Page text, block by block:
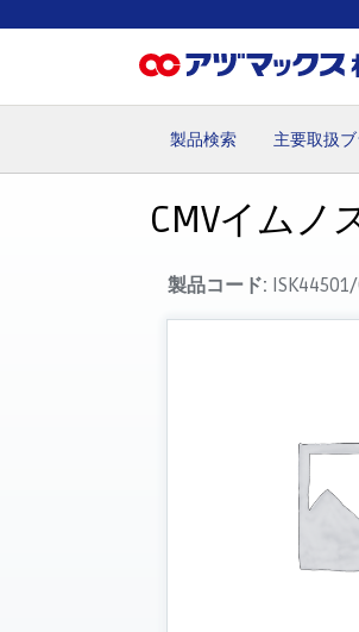
製品検索 主要取扱
CMVイムノ
製品コード: